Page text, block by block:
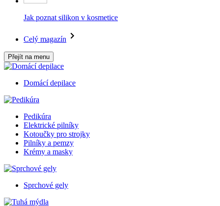
Jak poznat silikon v kosmetice
Celý magazín
Přejít na menu
Domácí depilace
Pedikúra
Elektrické pilníky
Kotoučky pro strojky
Pilníky a pemzy
Krémy a masky
Sprchové gely